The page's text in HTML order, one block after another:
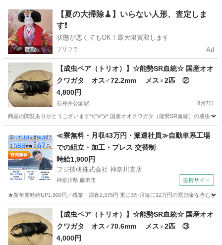
東京 練馬区 石神井公園駅 その他 能勢
【夏の大掃除🧹】いらない人形、査定しま
す❗️
状態が悪くてもOK！最大限買取します
プリフラ Ad
【成虫ペア（トリオ）】☆能勢SR血統☆ 国産オオ
クワガタ オス♂72.2mm メス♀2匹 ②
4,800円
石神井公園駅 8月7日
商品の閲覧ありがとうございます*\(^o^)/* 国産オオクワガタ（能勢SR血統）の成虫
石神井公園駅 その他 能勢
≪寮無料・月収43万円・派遣社員≫自動車系工場
での組立・加工・プレス 交替制
時給1,900円
フジ技研株式会社 神奈川支店
神奈川県 藤沢市 提携サイト
★新年度時給UP1,900円／残業・深夜2,375円 更に3か月毎に12万円の奨励金を含む
神奈川 藤沢市 その他
【成虫ペア（トリオ）】☆能勢SR血統☆ 国産オオ
クワガタ オス♂70.6mm メス♀2匹 ③
4,000円